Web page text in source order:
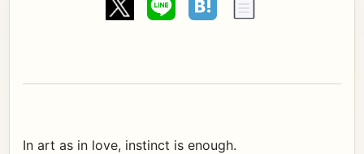
In art as in love, instinct is enough.